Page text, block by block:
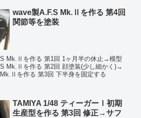
wave製A.F.S Mk.Ⅱを作る 第4回
関節等を塗装
Mk.Ⅱを作る 第1回 1ヶ月半の休止→模型
Mk.Ⅱを作る 第2回 顔塗装(少し細かく)→
を作る 第3回 下半身を固定する
TAMIYA 1/48 ティーガーⅠ初期
生産型を作る 第3回 修正→サフ